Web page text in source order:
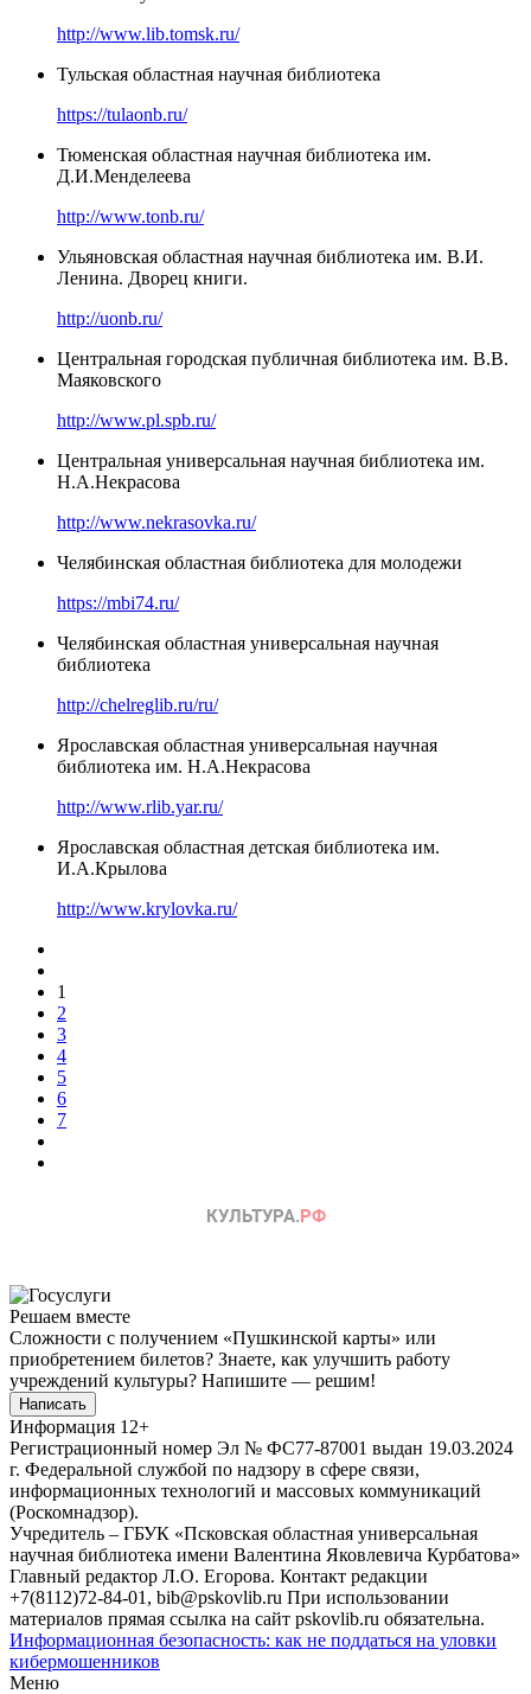
http://www.lib.tomsk.ru/
Тульская областная научная библиотека
https://tulaonb.ru/
Тюменская областная научная библиотека им.
Д.И.Менделеева
http://www.tonb.ru/
Ульяновская областная научная библиотека им. В.И.
Ленина. Дворец книги.
http://uonb.ru/
Центральная городская публичная библиотека им. В.В.
Маяковского
http://www.pl.spb.ru/
Центральная универсальная научная библиотека им.
Н.А.Некрасова
http://www.nekrasovka.ru/
Челябинская областная библиотека для молодежи
https://mbi74.ru/
Челябинская областная универсальная научная
библиотека
http://chelreglib.ru/ru/
Ярославская областная универсальная научная
библиотека им. Н.А.Некрасова
http://www.rlib.yar.ru/
Ярославская областная детская библиотека им.
И.А.Крылова
http://www.krylovka.ru/
1
2
3
4
5
6
7
Решаем вместе
Сложности с получением «Пушкинской карты» или
приобретением билетов? Знаете, как улучшить работу
учреждений культуры? Напишите — решим!
Написать
Информация 12+
Регистрационный номер Эл № ФС77-87001 выдан 19.03.2024
г. Федеральной службой по надзору в сфере связи,
информационных технологий и массовых коммуникаций
(Роскомнадзор).
Учредитель – ГБУК «Псковская областная универсальная
научная библиотека имени Валентина Яковлевича Курбатова»
Главный редактор Л.О. Егорова. Контакт редакции
+7(8112)72-84-01, bib@pskovlib.ru При использовании
материалов прямая ссылка на сайт pskovlib.ru обязательна.
Информационная безопасность: как не поддаться на уловки
кибермошенников
Меню